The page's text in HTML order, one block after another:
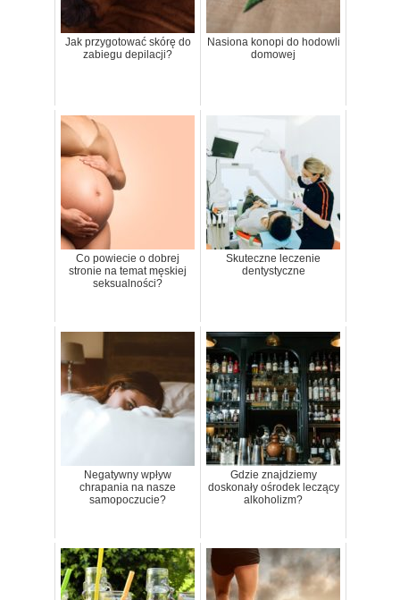
Jak przygotować skórę do
zabiegu depilacji?
Nasiona konopi do hodowli
domowej
Co powiecie o dobrej
stronie na temat męskiej
seksualności?
Skuteczne leczenie
dentystyczne
Negatywny wpływ
chrapania na nasze
samopoczucie?
Gdzie znajdziemy
doskonały ośrodek leczący
alkoholizm?